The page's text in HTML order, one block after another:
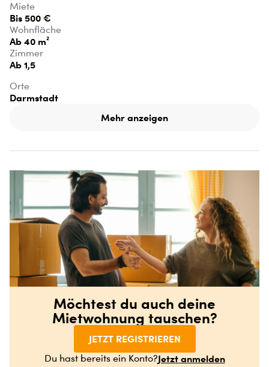
Miete
Bis 500 €
Wohnfläche
Ab 40 m²
Zimmer
Ab 1,5
Orte
Darmstadt
Mehr anzeigen
Möchtest du auch deine
Mietwohnung tauschen?
JETZT REGISTRIEREN
Du hast bereits ein Konto?Jetzt anmelden